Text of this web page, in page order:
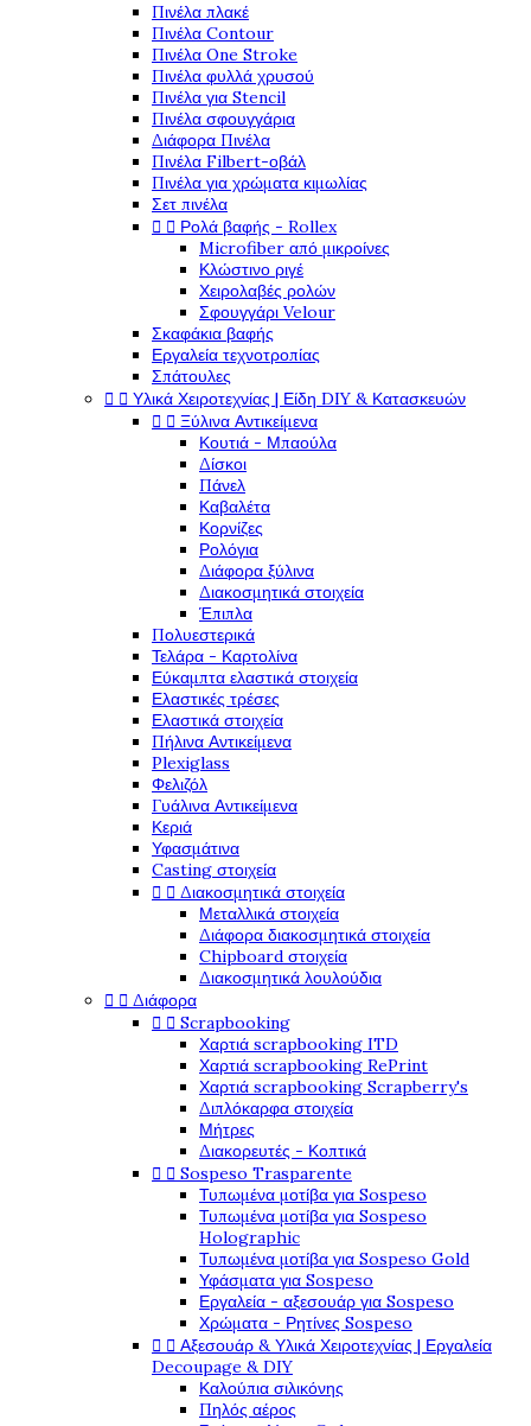
Πινέλα πλακέ
Πινέλα Contour
Πινέλα One Stroke
Πινέλα φυλλά χρυσού
Πινέλα για Stencil
Πινέλα σφουγγάρια
Διάφορα Πινέλα
Πινέλα Filbert-οβάλ
Πινέλα για χρώματα κιμωλίας
Σετ πινέλα
  Ρολά βαφής - Rollex
Microfiber από μικροίνες
Κλώστινο ριγέ
Χειρολαβές ρολών
Σφουγγάρι Velour
Σκαφάκια βαφής
Εργαλεία τεχνοτροπίας
Σπάτουλες
  Υλικά Χειροτεχνίας | Είδη DIY & Κατασκευών
  Ξύλινα Αντικείμενα
Κουτιά - Μπαούλα
Δίσκοι
Πάνελ
Καβαλέτα
Κορνίζες
Ρολόγια
Διάφορα ξύλινα
Διακοσμητικά στοιχεία
Έπιπλα
Πολυεστερικά
Τελάρα - Καρτολίνα
Εύκαμπτα ελαστικά στοιχεία
Ελαστικές τρέσες
Ελαστικά στοιχεία
Πήλινα Αντικείμενα
Plexiglass
Φελιζόλ
Γυάλινα Αντικείμενα
Κεριά
Υφασμάτινα
Casting στοιχεία
  Διακοσμητικά στοιχεία
Μεταλλικά στοιχεία
Διάφορα διακοσμητικά στοιχεία
Chipboard στοιχεία
Διακοσμητικά λουλούδια
  Διάφορα
  Scrapbooking
Χαρτιά scrapbooking ITD
Χαρτιά scrapbooking RePrint
Χαρτιά scrapbooking Scrapberry's
Διπλόκαρφα στοιχεία
Μήτρες
Διακορευτές - Κοπτικά
  Sospeso Trasparente
Τυπωμένα μοτίβα για Sospeso
Τυπωμένα μοτίβα για Sospeso
Holographic
Τυπωμένα μοτίβα για Sospeso Gold
Υφάσματα για Sospeso
Εργαλεία - αξεσουάρ για Sospeso
Χρώματα - Ρητίνες Sospeso
  Αξεσουάρ & Υλικά Χειροτεχνίας | Εργαλεία
Decoupage & DIY
Καλούπια σιλικόνης
Πηλός αέρος